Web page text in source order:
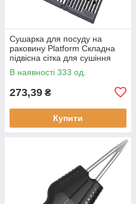
Сушарка для посуду на
раковину Platform Складна
підвісна сітка для сушіння
В наявності 333 од.
273,39 ₴
Купити